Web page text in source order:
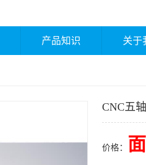
产品知识 关于
CNC五
价格：